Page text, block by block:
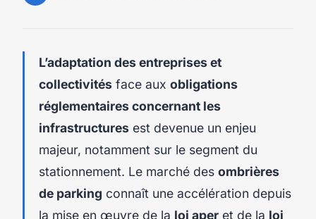
L’adaptation des entreprises et
collectivités face aux obligations
réglementaires concernant les
infrastructures est devenue un enjeu
majeur, notamment sur le segment du
stationnement. Le marché des ombrières
de parking connaît une accélération depuis
la mise en œuvre de la loi aper et de la loi